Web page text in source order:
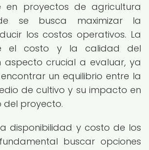
en proyectos de agricultura
se busca maximizar la
los costos operativos. La
el costo y la calidad del
aspecto crucial a evaluar, ya
un equilibrio entre la
de cultivo y su impacto en
del proyecto.
disponibilidad y costo de los
buscar opciones